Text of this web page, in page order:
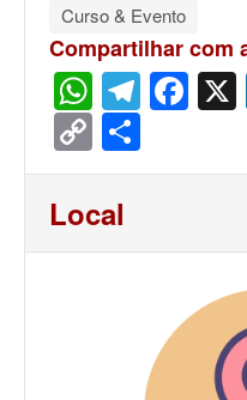
Curso & Evento
Compartilhar com
Copy
Link
Local